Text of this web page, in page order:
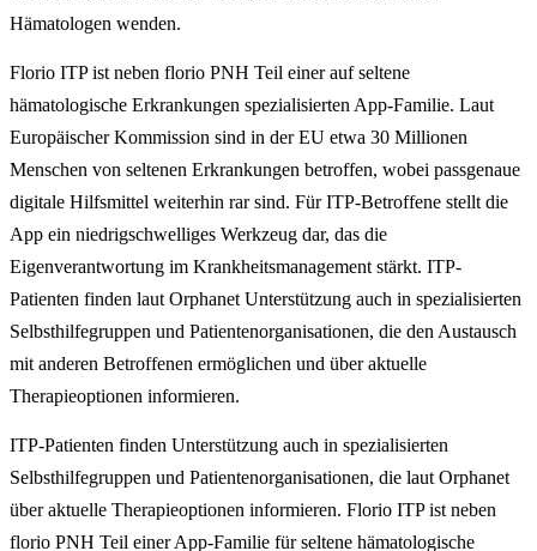
Hämatologen wenden.
Florio ITP ist neben florio PNH Teil einer auf seltene
hämatologische Erkrankungen spezialisierten App-Familie. Laut
Europäischer Kommission sind in der EU etwa 30 Millionen
Menschen von seltenen Erkrankungen betroffen, wobei passgenaue
digitale Hilfsmittel weiterhin rar sind. Für ITP-Betroffene stellt die
App ein niedrigschwelliges Werkzeug dar, das die
Eigenverantwortung im Krankheitsmanagement stärkt. ITP-
Patienten finden laut Orphanet Unterstützung auch in spezialisierten
Selbsthilfegruppen und Patientenorganisationen, die den Austausch
mit anderen Betroffenen ermöglichen und über aktuelle
Therapieoptionen informieren.
ITP-Patienten finden Unterstützung auch in spezialisierten
Selbsthilfegruppen und Patientenorganisationen, die laut Orphanet
über aktuelle Therapieoptionen informieren. Florio ITP ist neben
florio PNH Teil einer App-Familie für seltene hämatologische